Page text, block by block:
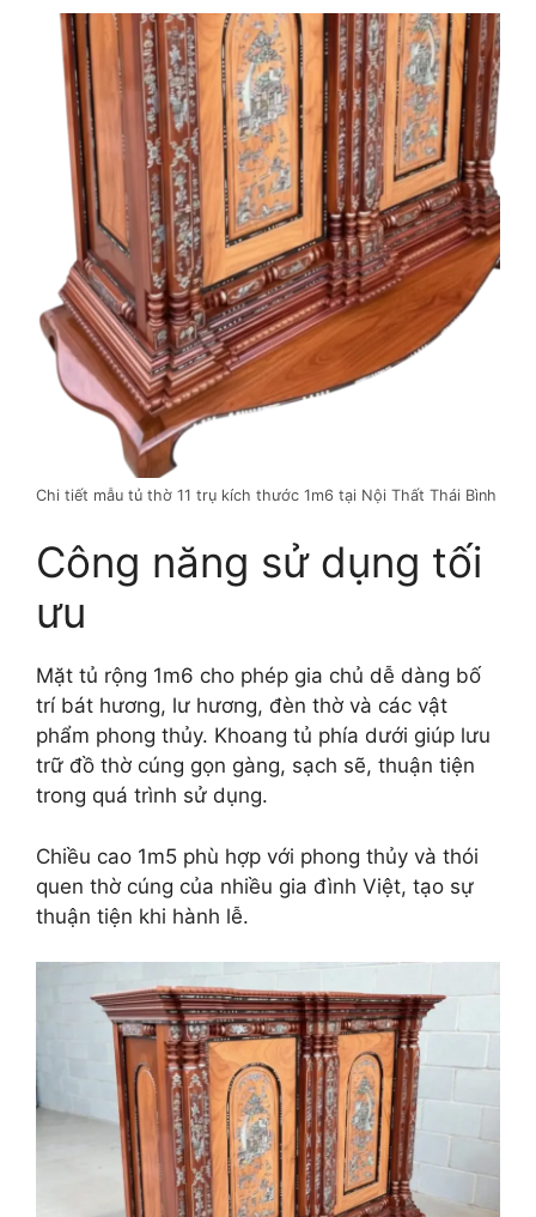
Chi tiết mẫu tủ thờ 11 trụ kích thước 1m6 tại Nội Thất Thái Bình
Công năng sử dụng tối
ưu
Mặt tủ rộng 1m6 cho phép gia chủ dễ dàng bố
trí bát hương, lư hương, đèn thờ và các vật
phẩm phong thủy. Khoang tủ phía dưới giúp lưu
trữ đồ thờ cúng gọn gàng, sạch sẽ, thuận tiện
trong quá trình sử dụng.
Chiều cao 1m5 phù hợp với phong thủy và thói
quen thờ cúng của nhiều gia đình Việt, tạo sự
thuận tiện khi hành lễ.